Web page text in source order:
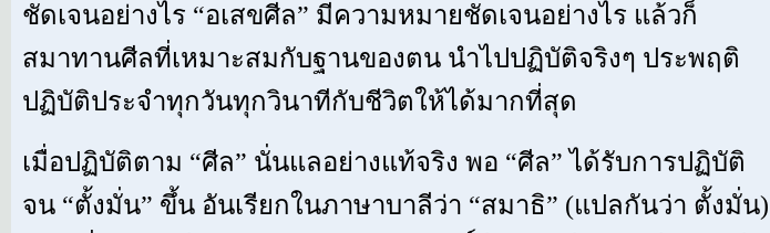
ชัดเจนอย่างไร “อเสขศีล” มีความหมายชัดเจนอย่างไร แล้วก็
สมาทานศีลที่เหมาะสมกับฐานของตน นำไปปฏิบัติจริงๆ ประพฤติ
ปฏิบัติประจำทุกวันทุกวินาทีกับชีวิตให้ได้มากที่สุด
เมื่อปฏิบัติตาม “ศีล” นั่นแลอย่างแท้จริง พอ “ศีล” ได้รับการปฏิบัติ
จน “ตั้งมั่น” ขึ้น อันเรียกในภาษาบาลีว่า “สมาธิ” (แปลกันว่า ตั้งมั่น)